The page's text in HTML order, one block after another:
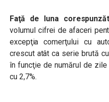
Faţă de luna
volumul cifrei de afaceri
excepţia comerţului cu
crescut atât ca serie brută
în funcţie de numărul de
cu 2,7%.